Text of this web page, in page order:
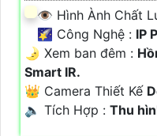
👁 Hình Ành Chất
🌠 Công Nghệ : IP
🌛 Xem ban đêm :
Smart IR.
👑 Camera Thiết Kế
️🔈 Tích Hợp : Thu